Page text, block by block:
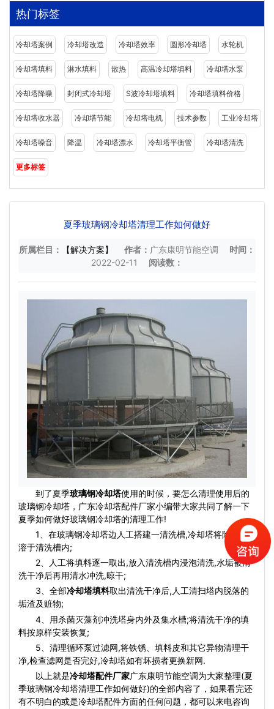
热门标签
冷却塔案例 冷却塔改造 冷却塔效率 圆形冷却塔 水轮机
冷却塔填料 淋水填料 散热 高温冷却塔填料 冷却塔水泵
冷却塔降噪 封闭式冷却塔 S波冷却塔填料 冷却塔填料价格
冷却塔收水器 冷却塔节能 冷却塔电机 技术参数 工业冷却塔
冷却塔噪音 降温 冷却塔漂水 冷却塔平衡管 冷却塔清洗
更多标签
夏季玻璃钢冷却塔清理工作如何做好
所属栏目： 【解决方案】 作者： 广东康明节能空调
时间：
2022-02-11
阅读数：
到了夏季玻璃钢冷却塔使用的时候，要怎么清理使用后的
玻璃钢冷却塔，广东冷却塔配件厂家小编带大家共同了解一下
夏季如何做好玻璃钢冷却塔的清理工作!
1、在玻璃钢冷却塔边人工搭建一清洗槽,冷却塔将除垢剂
溶于清洗槽内;
2、人工将填料逐一取出,放入清洗槽内浸泡清洗,水垢被清
洗干净后再用清水冲洗,晾干;
3、全部冷却塔填料取出清洗干净后,人工清扫塔内脱落的
垢渣及赃物;
4、用杀菌灭藻剂冲洗塔身内外及集水槽;将清洗干净的填
料按原样安装恢复;
5、清理循环泵过滤网,将铁锈、填料皮和其它异物清理干
净,检查滤网是否完好,冷却塔如有坏损者更换新网.
以上就是冷却塔配件厂家广东康明节能空调为大家整理(夏
季玻璃钢冷却塔清理工作如何做好)的全部内容了，如果看完还
有不明白的或是冷却塔配件方面的任何问题，都可以来电咨询